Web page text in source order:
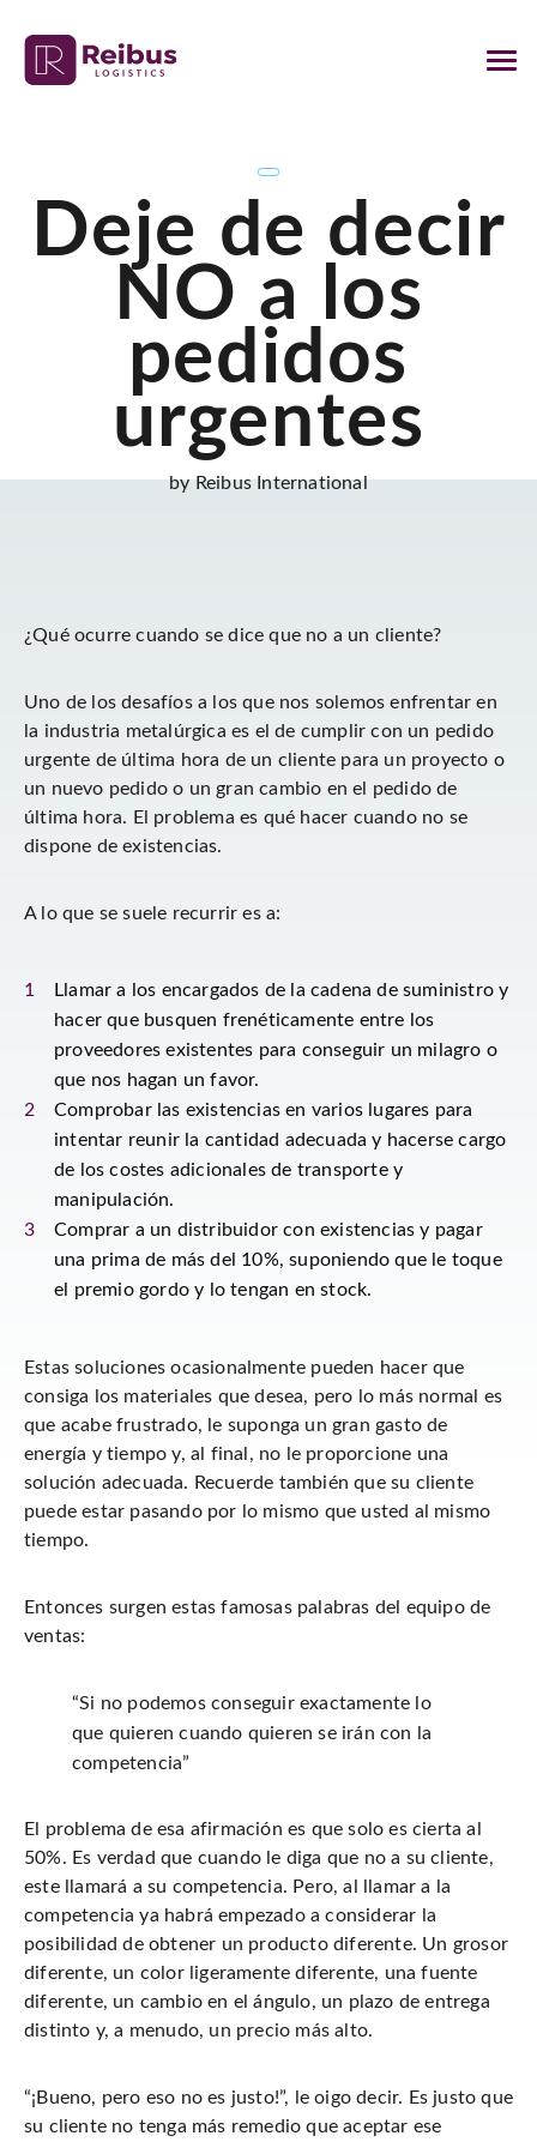
Deje de decir
NO a los
pedidos
urgentes
by Reibus International
¿Qué ocurre cuando se dice que no a un cliente?
Uno de los desafíos a los que nos solemos enfrentar en
la industria metalúrgica es el de cumplir con un pedido
urgente de última hora de un cliente para un proyecto o
un nuevo pedido o un gran cambio en el pedido de
última hora. El problema es qué hacer cuando no se
dispone de existencias.
A lo que se suele recurrir es a:
Llamar a los encargados de la cadena de suministro y
hacer que busquen frenéticamente entre los
proveedores existentes para conseguir un milagro o
que nos hagan un favor.
Comprobar las existencias en varios lugares para
intentar reunir la cantidad adecuada y hacerse cargo
de los costes adicionales de transporte y
manipulación.
Comprar a un distribuidor con existencias y pagar
una prima de más del 10%, suponiendo que le toque
el premio gordo y lo tengan en stock.
Estas soluciones ocasionalmente pueden hacer que
consiga los materiales que desea, pero lo más normal es
que acabe frustrado, le suponga un gran gasto de
energía y tiempo y, al final, no le proporcione una
solución adecuada. Recuerde también que su cliente
puede estar pasando por lo mismo que usted al mismo
tiempo.
Entonces surgen estas famosas palabras del equipo de
ventas:
“Si no podemos conseguir exactamente lo
que quieren cuando quieren se irán con la
competencia”
El problema de esa afirmación es que solo es cierta al
50%. Es verdad que cuando le diga que no a su cliente,
este llamará a su competencia. Pero, al llamar a la
competencia ya habrá empezado a considerar la
posibilidad de obtener un producto diferente. Un grosor
diferente, un color ligeramente diferente, una fuente
diferente, un cambio en el ángulo, un plazo de entrega
distinto y, a menudo, un precio más alto.
“¡Bueno, pero eso no es justo!”, le oigo decir. Es justo que
su cliente no tenga más remedio que aceptar ese